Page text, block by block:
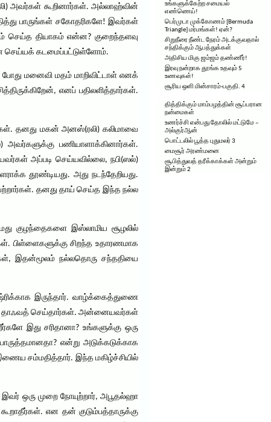
அவர்கள் கூறினார்கள். அல்லாஹ்வின்
பாருங்கள் சகோதரிகளே! இவர்கள்
செய்த தியாகம் என்ன? குறைந்தளவு
செய்யக் கடமைப்பட்டுள்ளோம்.
மனைவி மதம் மாறிவிட்டாள் எனக்
எனப் பதிலளித்தார்கள்.
தனது மகன் அனஸ்(ரலி) கலிமாவை
பணியாளாக்கினார்கள்.
அப்படி செய்யவில்லை, நபி(ஸல்)
தூண்டியது. அது நடந்தேறியது.
தனது தாய் செய்த இந்த நல்ல
குழந்தைகளை இஸ்லாமிய சூழலில்
பிள்ளைகளுக்கு சிறந்த உதாரணமாக
இதன்மூலம் நல்லதொரு சந்ததியை
இருந்தார். வாழ்க்கைத்துணை
தாஃவத் செய்தார்கள். அன்னையவர்கள்
இது சரிதானா? உங்களுக்கு ஒரு
என்று அடுக்கடுக்காக
சம்மதித்தார். இந்த மகிழ்ச்சியில்
ஒரு முறை நோயுற்றார், அபூதல்ஹா
என தன் குடும்பத்தாருக்கு
உங்களுக்கேற்ற சமையல்
எண்ணெய்!
பெர்முடா முக்கோணம் [Bermuda
Triangle] மர்மங்கள்! ஏன்?
சிறுநீரை நீண்ட நேரம் அடக்குவதால்
சந்திக்கும் ஆபத்துக்கள்
அதிசிய மிகு ஜம்ஜம் தண்ணீர்!
இரவு நன்றாக தூங்க உதவும் 5
உணவுகள்!
சூரிய ஒளி மின்சாரம்-பகுதி. 4
தித்திக்கும் மாம்பழத்தின் சூப்பரான
நன்மைகள்
உணர்ச்சி என்பது தோலில் மட்டுமே –
அல்குர்ஆன்
பொட்டலில் பூத்த புதுமலர் 3
மைசூர் அரண்மனை
சூபித்துவத் தரீக்காக்கள் அன்றும்
இன்றும் 2